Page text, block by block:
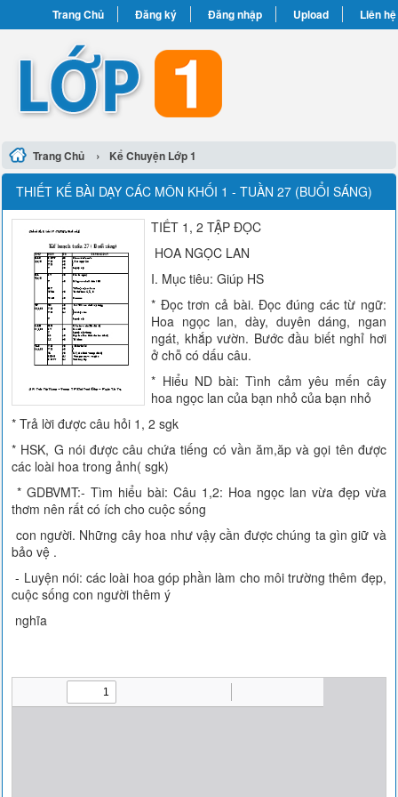
Trang Chủ Đăng ký Đăng nhập Upload Liên hệ
Trang Chủ › Kể Chuyện Lớp 1
THIẾT KẾ BÀI DẠY CÁC MÔN KHỐI 1 - TUẦN 27 (BUỔI SÁNG)
TIẾT 1, 2 TẬP ĐỌC
HOA NGỌC LAN
I. Mục tiêu: Giúp HS
* Đọc trơn cả bài. Đọc đúng các từ ngữ:
Hoa ngọc lan, dày, duyên dáng, ngan
ngát, khắp vườn. Bước đầu biết nghỉ hơi
ở chỗ có dấu câu.
* Hiểu ND bài: Tình cảm yêu mến cây
hoa ngọc lan của bạn nhỏ của bạn nhỏ
* Trả lời được câu hỏi 1, 2 sgk
* HSK, G nói được câu chứa tiếng có vần ăm,ăp và gọi tên được
các loài hoa trong ảnh( sgk)
* GDBVMT:- Tìm hiểu bài: Câu 1,2: Hoa ngọc lan vừa đẹp vừa
thơm nên rất có ích cho cuộc sống
con người. Những cây hoa như vậy cần được chúng ta gìn giữ và
bảo vệ .
- Luyện nói: các loài hoa góp phần làm cho môi trường thêm đẹp,
cuộc sống con người thêm ý
nghĩa